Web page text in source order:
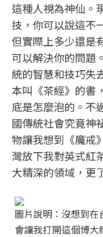
這種人視為神仙。
技，你可以說這不
但實際上多少還是
可以解決你的問題
統的智慧和技巧失
本叫《茶經》的書
底是怎麼泡的。不
國傳統社會究竟神
物讓我想到《魔戒
灣放下我對英式紅
大精深的領域，更
圖片說明：沒想到在
會讓我打開這個博